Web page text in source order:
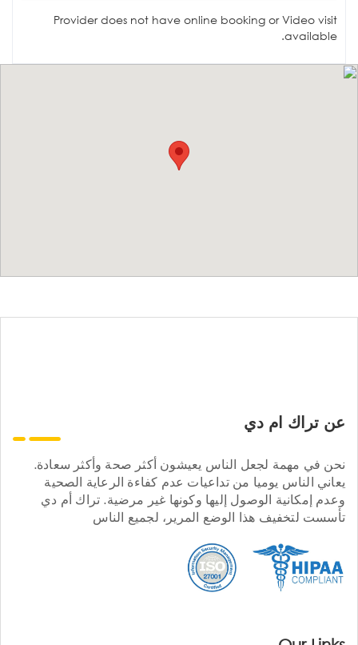
Provider does not have online booking or Video visit
available.
عن تراك ام دي
نحن في مهمة لجعل الناس يعيشون أكثر صحة وأكثر سعادة.
يعاني الناس يوميا من تداعيات عدم كفاءة الرعاية الصحية
وعدم إمكانية الوصول إليها وكونها غير مرضية. تراك أم دي
تأسست لتخفيف هذا الوضع المرير، لجميع الناس